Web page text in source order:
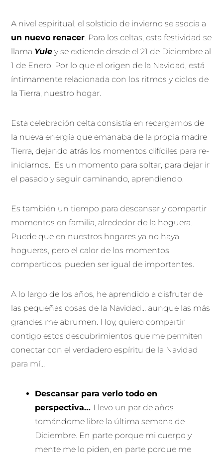
A nivel espiritual, el solsticio de invierno se asocia a
un nuevo renacer. Para los celtas, esta festividad se
llama Yule y se extiende desde el 21 de Diciembre al
1 de Enero. Por lo que el origen de la Navidad, está
íntimamente relacionada con los ritmos y ciclos de
la Tierra, nuestro hogar.
Esta celebración celta consistía en recargarnos de
la nueva energía que emanaba de la propia madre
Tierra, dejando atrás los momentos difíciles para re-
iniciarnos. Es un momento para soltar, para dejar ir
el pasado y seguir caminando, aprendiendo.
Es también un tiempo para descansar y compartir
momentos en familia, alrededor de la hoguera.
Puede que en nuestros hogares ya no haya
hogueras, pero el calor de los momentos
compartidos, pueden ser igual de importantes.
A lo largo de los años, he aprendido a disfrutar de
las pequeñas cosas de la Navidad… aunque las más
grandes me abrumen. Hoy, quiero compartir
contigo estos descubrimientos que me permiten
conectar con el verdadero espíritu de la Navidad
para mí…
Descansar para verlo todo en
perspectiva… Llevo un par de años
tomándome libre la última semana de
Diciembre. En parte porque mi cuerpo y
mente me lo piden, en parte porque me